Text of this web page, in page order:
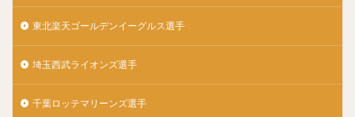
東北楽天ゴールデンイーグルス選手
埼玉西武ライオンズ選手
千葉ロッテマリーンズ選手
宮台康平（みやだいこうへい）
堂林翔太（どうばやししょうた）
ダルビッシュ・セファット・ファリード・有